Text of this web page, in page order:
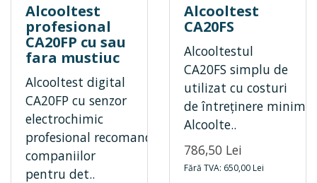
Alcooltest
profesional
CA20FP cu sau
fara mustiuc
Alcooltest digital
CA20FP cu senzor
electrochimic
profesional recomandat
companiilor
pentru det..
Alcooltest
CA20FS
Alcooltestul
CA20FS simplu de
utilizat cu costuri
de întreținere minime
Alcoolte..
786,50 Lei
Fără TVA: 650,00 Lei